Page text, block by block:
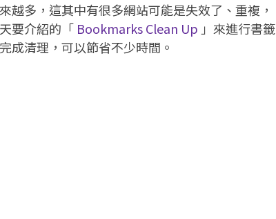
越多，這其中有很多網站可能是失效了、重複，
要介紹的「 Bookmarks Clean Up 」來進行書籤
成清理，可以節省不少時間。